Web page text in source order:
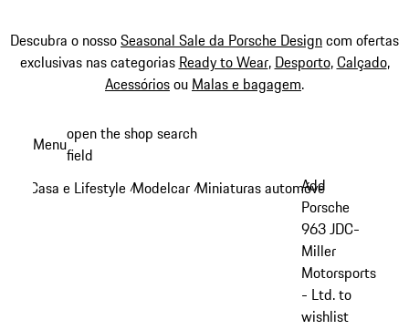
Descubra o nossoSeasonal Sale da Porsche Designcom ofertas
exclusivas nas categorias Ready to Wear, Desporto,Calçado,
Acessóriosou Malas e bagagem.
conteúdo
Menuopen the shop search
field
Casa e Lifestyle /Modelcar /Miniaturas automóveis Motorsport
Add
Porsche
963 JDC-
Miller
Motorsports
- Ltd. to
wishlist